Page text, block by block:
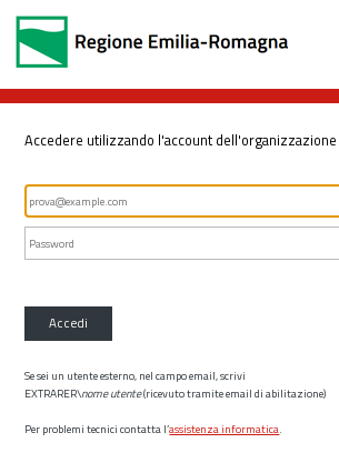
Accedere utilizzando l'account dell'organizzazione
Accedi
Se sei un utente esterno, nel campo email, scrivi
EXTRARER\nome utente(ricevuto tramite email di abilitazione)
Per problemi tecnici contatta l’assistenza informatica.